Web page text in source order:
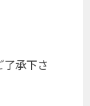
了承下さ